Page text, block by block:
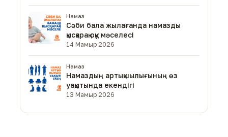
Намаз
Сәби бала жылағанда намазды
қысқарақ оқу мәселесі
14 Мамыр 2026
Намаз
Намаздың артықшылығының өз
уақытында екендігі
13 Мамыр 2026